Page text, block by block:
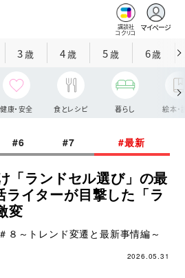
講談社
コクリコ
マイページ
3歳 4歳 5歳 6歳
健康・安全 食とレシピ 暮らし 絵本・
#6 #7 #最新
「ランドセル選び」の最
イターが目撃した「ラ
変
～トレンド変遷と最新事情編～
2026.05.31